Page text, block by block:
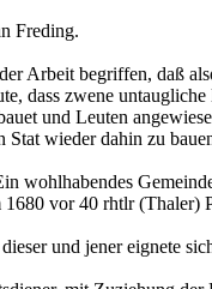
Freding.
Arbeit begriffen, daß
dass zwene
und Leuten
Stat wieder dahin zu
wohlhabendes
vor 40 rhtlr (Thaler)
und jener eignete